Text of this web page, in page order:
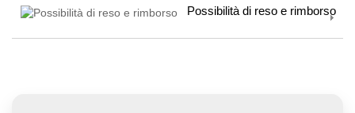
Possibilità di reso e rimborso